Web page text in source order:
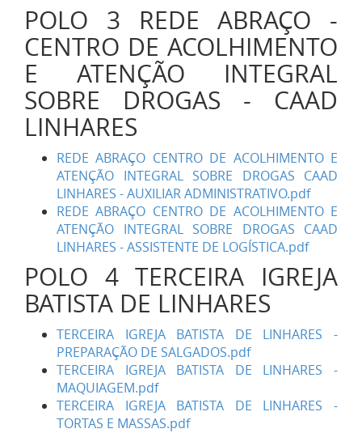
POLO 3 REDE ABRAÇO -
CENTRO DE ACOLHIMENTO
E ATENÇÃO INTEGRAL
SOBRE DROGAS - CAAD
LINHARES
REDE ABRAÇO CENTRO DE ACOLHIMENTO E
ATENÇÃO INTEGRAL SOBRE DROGAS CAAD
LINHARES - AUXILIAR ADMINISTRATIVO.pdf
REDE ABRAÇO CENTRO DE ACOLHIMENTO E
ATENÇÃO INTEGRAL SOBRE DROGAS CAAD
LINHARES - ASSISTENTE DE LOGÍSTICA.pdf
POLO 4 TERCEIRA IGREJA
BATISTA DE LINHARES
TERCEIRA IGREJA BATISTA DE LINHARES -
PREPARAÇÃO DE SALGADOS.pdf
TERCEIRA IGREJA BATISTA DE LINHARES -
MAQUIAGEM.pdf
TERCEIRA IGREJA BATISTA DE LINHARES -
TORTAS E MASSAS.pdf